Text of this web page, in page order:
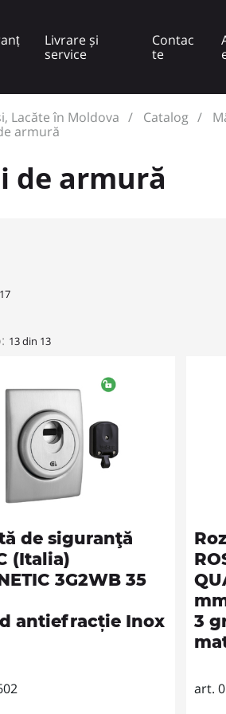
Livrare și
service
Contac
te
Lacăte în Moldova Catalog
armură
de armură
17
13 din 13
de siguranţă
(Italia)
3G2WB 35
antiefracție Inox
3
art.